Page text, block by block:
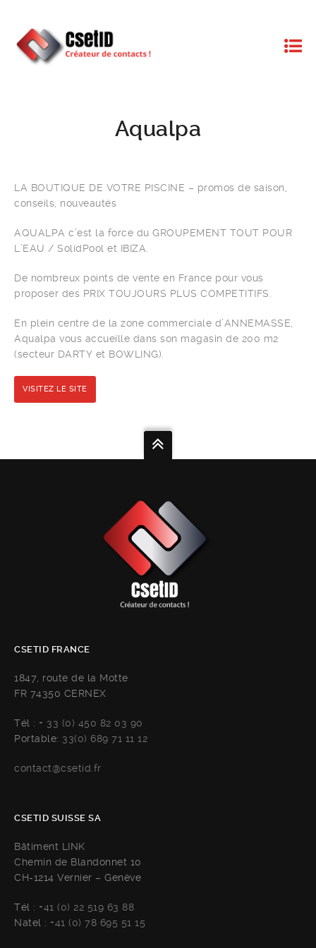
Aqualpa
LA BOUTIQUE DE VOTRE PISCINE – promos de saison,
conseils, nouveautés
AQUALPA c’est la force du GROUPEMENT TOUT POUR
L’EAU / SolidPool et IBIZA.
De nombreux points de vente en France pour vous
proposer des PRIX TOUJOURS PLUS COMPETITIFS.
En plein centre de la zone commerciale d’ANNEMASSE,
Aqualpa vous accueille dans son magasin de 200 m2
(secteur DARTY et BOWLING).
VISITEZ LE SITE
CSETID FRANCE
1847, route de la Motte
FR 74350 CERNEX
Tél : + 33 (0) 450 82 03 90
Portable: 33(0) 689 71 11 12
contact@csetid.fr
CSETID SUISSE SA
Bâtiment LINK
Chemin de Blandonnet 10
CH-1214 Vernier – Genève
Tél : +41 (0) 22 519 63 88
Natel : +41 (0) 78 695 51 15